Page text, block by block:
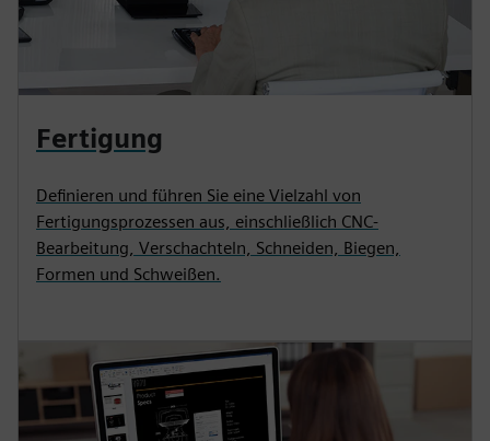
Fertigung
Definieren und führen Sie eine Vielzahl von
Fertigungsprozessen aus, einschließlich CNC-
Bearbeitung, Verschachteln, Schneiden, Biegen,
Formen und Schweißen.